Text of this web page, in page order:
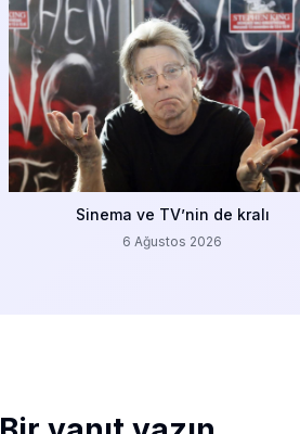
Sinema ve TV’nin de kralı
6 Ağustos 2026